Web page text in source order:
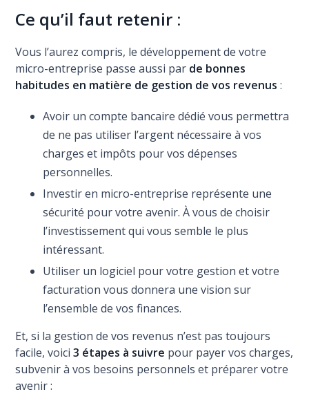
Ce qu’il faut retenir :
Vous l’aurez compris, le développement de votre
micro-entreprise passe aussi par de bonnes
habitudes en matière de gestion de vos revenus :
Avoir un compte bancaire dédié vous permettra
de ne pas utiliser l’argent nécessaire à vos
charges et impôts pour vos dépenses
personnelles.
Investir en micro-entreprise représente une
sécurité pour votre avenir. À vous de choisir
l’investissement qui vous semble le plus
intéressant.
Utiliser un logiciel pour votre gestion et votre
facturation vous donnera une vision sur
l’ensemble de vos finances.
Et, si la gestion de vos revenus n’est pas toujours
facile, voici3 étapes à suivre pour payer vos charges,
subvenir à vos besoins personnels et préparer votre
avenir :